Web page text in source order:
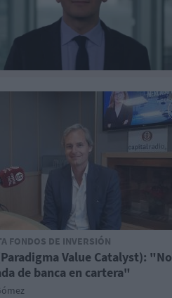
FONDOS DE INVERSIÓN
Value Catalyst): "No
de banca en cartera"